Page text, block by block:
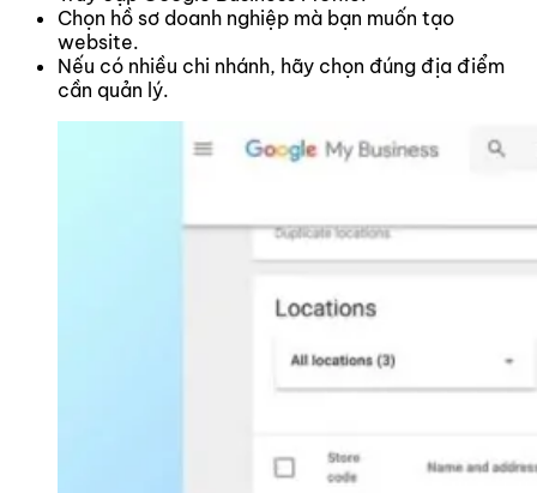
Chọn hồ sơ doanh nghiệp mà bạn muốn tạo
website.
Nếu có nhiều chi nhánh, hãy chọn đúng địa điểm
cần quản lý.